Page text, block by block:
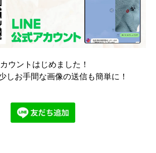
ウントはじめました！
しお手間な画像の送信も簡単に！